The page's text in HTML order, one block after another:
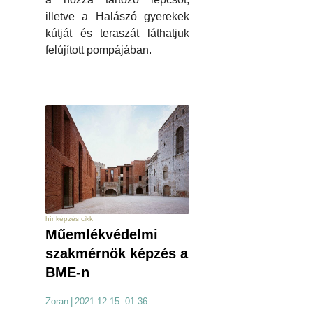
illetve a Halászó gyerekek
kútját és teraszát láthatjuk
felújított pompájában.
hír képzés cikk
Műemlékvédelmi
szakmérnök képzés a
BME-n
Zoran 2021.12.15. 01:36